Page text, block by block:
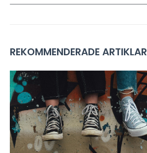
REKOMMENDERADE ARTIKLAR